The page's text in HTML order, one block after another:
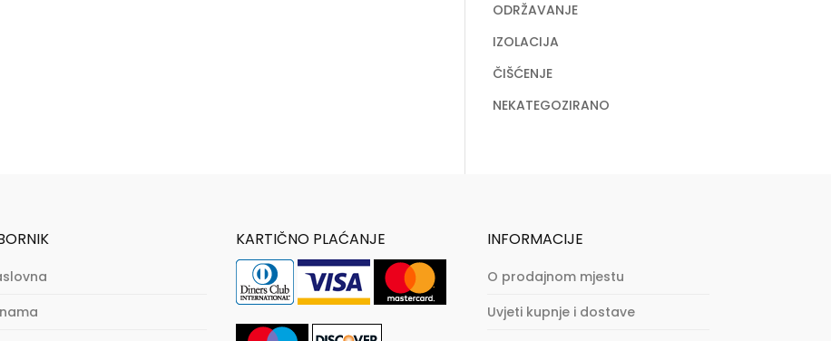
ODRŽAVANJE
IZOLACIJA
ČIŠĆENJE
NEKATEGOZIRANO
KARTIČNO PLAĆANJE INFORMACIJE
O prodajnom mjestu
Uvjeti kupnje i dostave